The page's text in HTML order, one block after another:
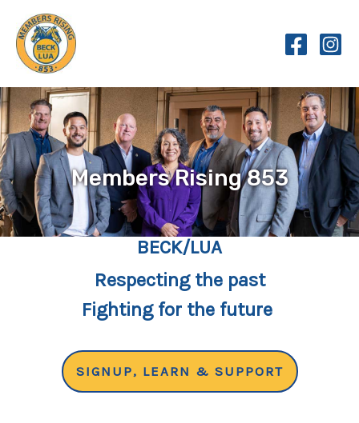
content
Members Rising 853
BECK/LUA
Respecting the past
Fighting for the future
SIGNUP, LEARN & SUPPORT